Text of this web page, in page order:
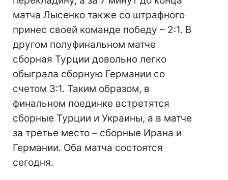
матча Лысенко также со штрафного
принес своей команде победу – 2:1. В
другом полуфинальном матче
сборная Турции довольно легко
обыграла сборную Германии со
счетом 3:1. Таким образом, в
финальном поединке встретятся
сборные Турции и Украины, а в матче
за третье место – сборные Ирана и
Германии. Оба матча состоятся
сегодня.